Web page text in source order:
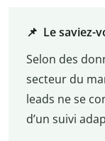
📌 Le saviez-
Selon des
secteur du
leads ne se
d’un suivi